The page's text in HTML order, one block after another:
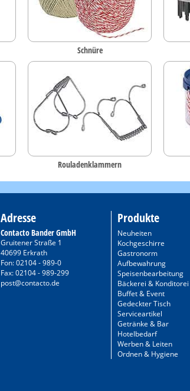
Schnüre
Rouladenklammern
Adresse
Contacto Bander GmbH
Gruitener Straße 1
40699 Erkrath
Fon: 02104 - 989-0
Fax: 02104 - 989-299
post@contacto.de
Produkte
Neuheiten
Kochgeschirre
Gastronorm
Aufbewahrung
Speisenbearbeitung
Bäckerei & Konditorei
Buffet & Event
Gedeckter Tisch
Serviceartikel
Getränke & Bar
Hotelbedarf
Werben & Leiten
Ordnen & Hygiene